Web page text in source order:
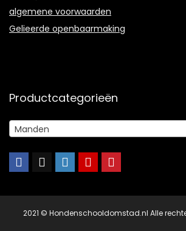
algemene voorwaarden
Gelieerde openbaarmaking
Productcategorieën
Manden
2021 © Hondenschooldomstad.nl Alle